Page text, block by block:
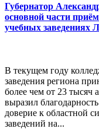
Губернатор
основной части
учебных заведениях
В текущем году
заведения региона
более чем от 23 тысяч
выразил
доверие к областной
заведений на...